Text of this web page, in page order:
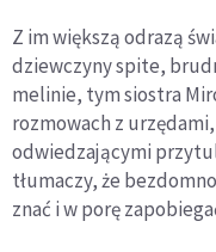
Z im większą odrazą
dziewczyny spite,
melinie, tym siostra
rozmowach z
odwiedzającymi
tłumaczy, że
znać i w porę